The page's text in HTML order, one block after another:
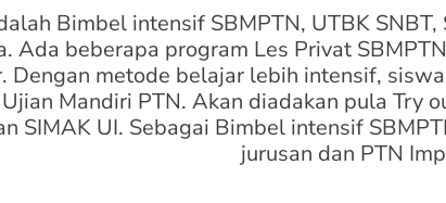
Bimbel intensif SBMPTN, UTBK
Ada beberapa program Les Privat
Dengan metode belajar lebih intensif,
Mandiri PTN. Akan diadakan pula Try
SIMAK UI. Sebagai Bimbel intensif
jurusan dan PTN